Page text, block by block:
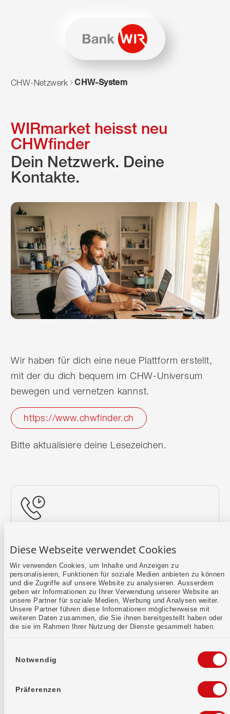
Diese Webseite verwendet Cookies
Wir verwenden Cookies, um Inhalte und Anzeigen zu
personalisieren, Funktionen für soziale Medien anbieten zu können
und die Zugriffe auf unsere Website zu analysieren. Ausserdem
geben wir Informationen zu Ihrer Verwendung unserer Website an
unsere Partner für soziale Medien, Werbung und Analysen weiter.
Unsere Partner führen diese Informationen möglicherweise mit
weiteren Daten zusammen, die Sie ihnen bereitgestellt haben oder
die sie im Rahmen Ihrer Nutzung der Dienste gesammelt haben.
Notwendig
Präferenzen
Zum Navigieren dieser Seite wird JavaScript benötigt.
CHW-Netzwerk CHW-System
WIRmarket heisst neu
CHWfinder
Dein Netzwerk. Deine
Kontakte.
Wir haben für dich eine neue Plattform erstellt,
mit der du dich bequem im CHW-Universum
bewegen und vernetzen kannst.
https://www.chwfinder.ch
Bitte aktualisiere deine Lesezeichen.
Mehr erfahren
Kontaktformular